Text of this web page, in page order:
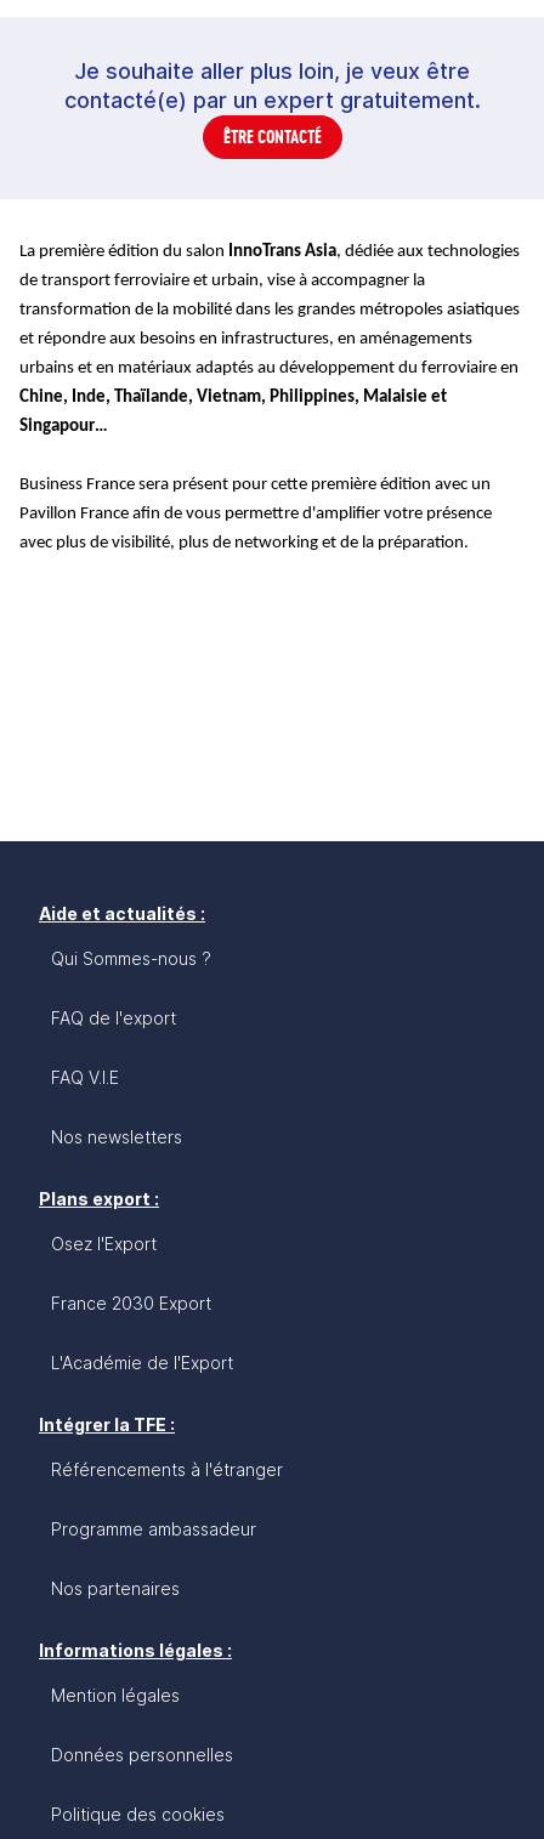
Je souhaite aller plus loin, je veux être
contacté(e) par un expert gratuitement.
ÊTRE CONTACTÉ
La première édition du salon InnoTrans Asia, dédiée aux technologies
de transport ferroviaire et urbain, vise à accompagner la
transformation de la mobilité dans les grandes métropoles asiatiques
et répondre aux besoins en infrastructures, en aménagements
Chine, Inde, Thaïlande, Vietnam, Philippines, Malaisie et
Singapour…
Business France sera présent pour cette première édition avec un
Pavillon France afin de vous permettre d'amplifier votre présence
avec plus de visibilité, plus de networking et de la préparation.
Aide et actualités :
Qui Sommes-nous ?
FAQ de l'export
FAQ V.I.E
Nos newsletters
Plans export :
Osez l'Export
France 2030 Export
L'Académie de l'Export
Intégrer la TFE :
Référencements à l'étranger
Programme ambassadeur
Nos partenaires
Informations légales :
Mention légales
Données personnelles
Politique des cookies